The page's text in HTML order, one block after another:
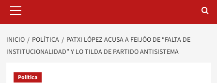
principal
INICIO POLÍTICA
PATXI LÓPEZ ACUSA A FEIJÓO DE “FALTA DE
INSTITUCIONALIDAD” Y LO TILDA DE PARTIDO ANTISISTEMA
Política